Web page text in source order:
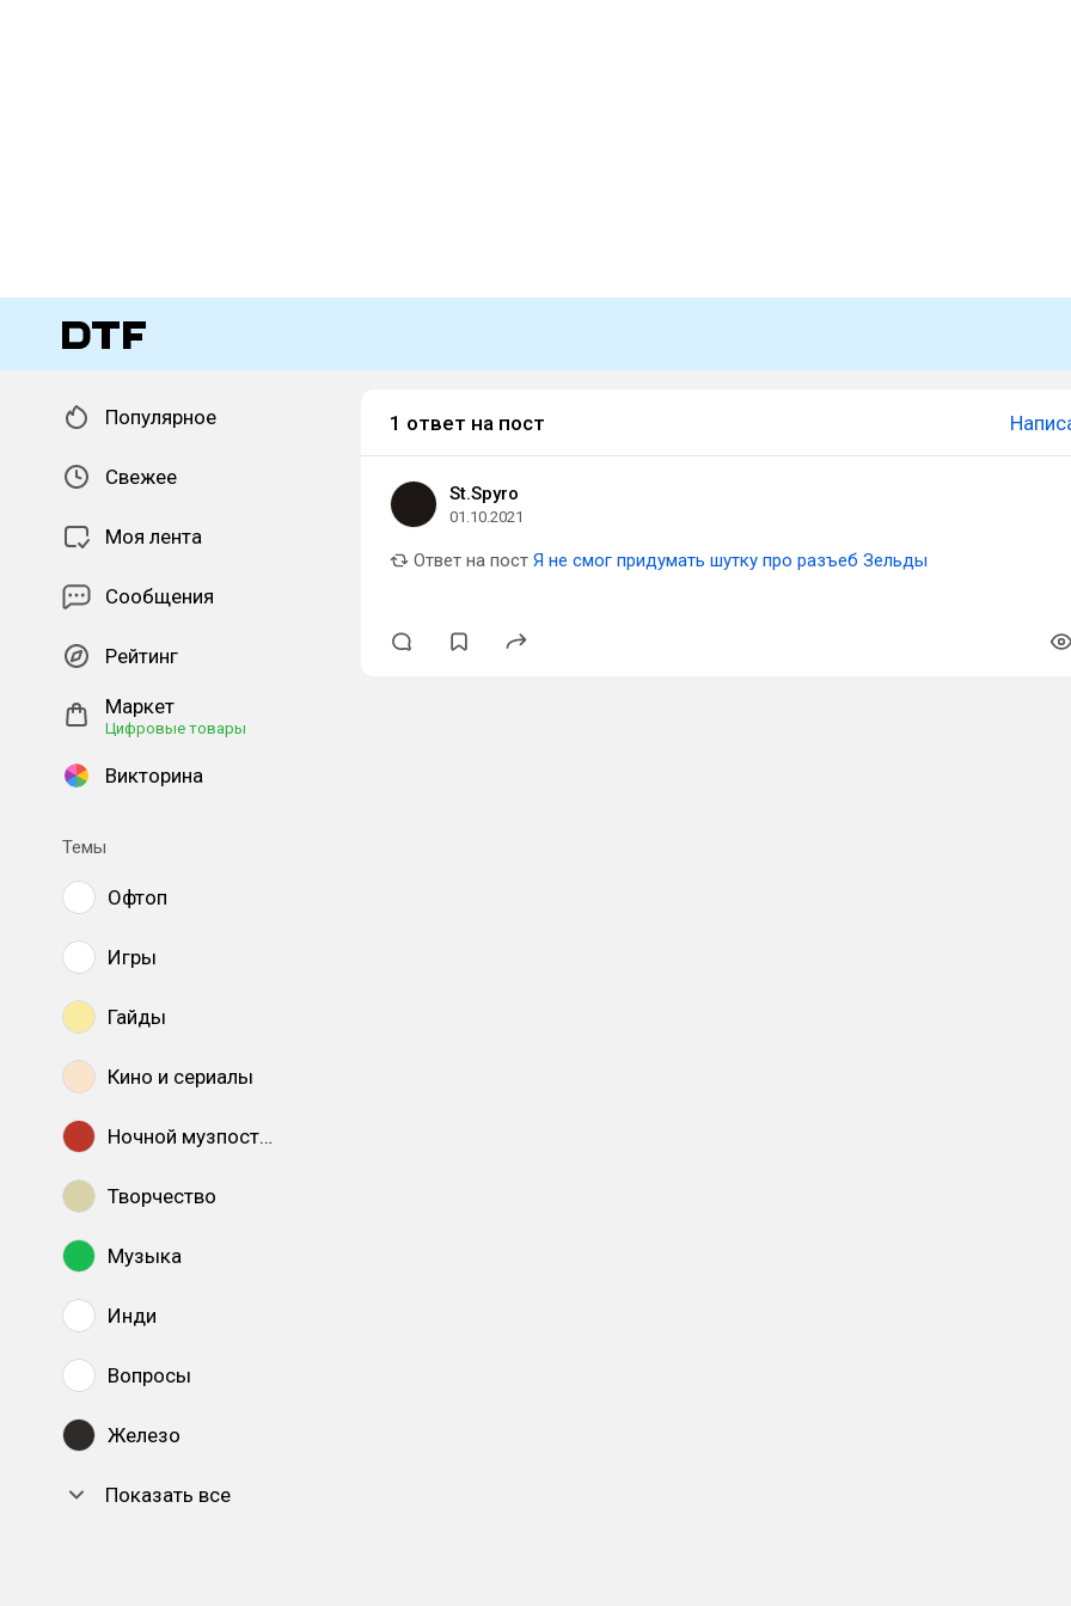
Популярное
Свежее
Моя лента
Сообщения
Рейтинг
Маркет
Цифровые товары
Викторина
Темы
Офтоп
Игры
Гайды
Кино и сериалы
Ночной музпостинг
Творчество
Музыка
Инди
Вопросы
Железо
Показать все
1 ответ на пост
St.Spyro
01.10.2021
Ответ на пост Я не смог придумать шутку про разъеб Зельды